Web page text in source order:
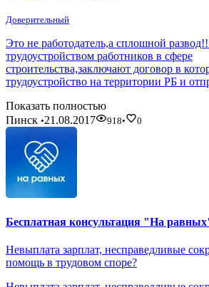
Доверительный
Это не работодатель,а сплошной
трудоустройством работников в сфере
строительства,заключают договор в
трудоустройство на территории РБ и
Показать полностью
Пинск •21.08.2017 918• 0
Бесплатная консультация "На
Невыплата зарплат, несправедливые
помощь в трудовом споре?